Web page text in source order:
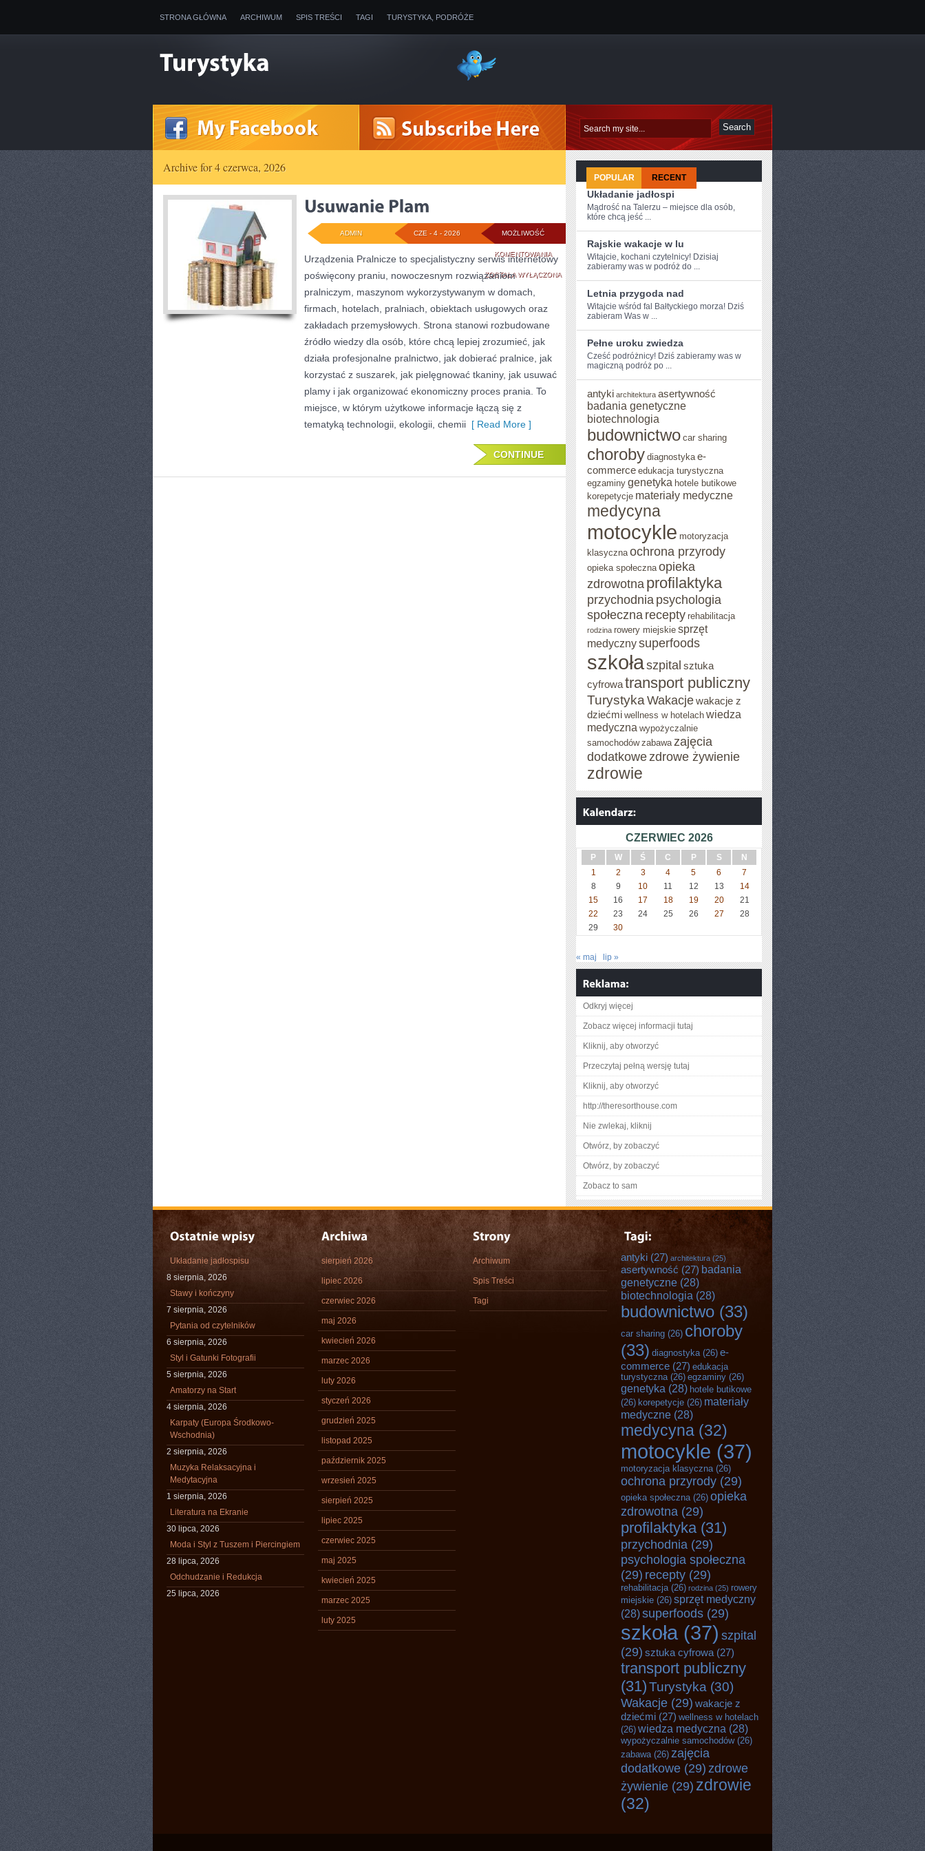
STRONA GŁÓWNA ARCHIWUM SPIS TREŚCI TAGI TURYSTYKA, PODRÓŻE
Archive for 4 czerwca, 2026
MOŻLIWOŚĆ
KOMENTOWANIAUSUWANIE
PLAM
ZOSTAŁA WYŁĄCZONA
CZE - 4 - 2026
ADMIN
Urządzenia Pralnicze to specjalistyczny serwis internetowy
poświęcony praniu, nowoczesnym rozwiązaniom
pralniczym, maszynom wykorzystywanym w domach,
firmach, hotelach, pralniach, obiektach usługowych oraz
zakładach przemysłowych. Strona stanowi rozbudowane
źródło wiedzy dla osób, które chcą lepiej zrozumieć, jak
działa profesjonalne pralnictwo, jak dobierać pralnice, jak
korzystać z suszarek, jak pielęgnować tkaniny, jak usuwać
plamy i jak organizować ekonomiczny proces prania. To
miejsce, w którym użytkowe informacje łączą się z
tematyką technologii, ekologii, chemii [ Read More ]
CONTINUE
POPULAR RECENT
Układanie jadłospi
Mądrość na Talerzu – miejsce dla osób,
które chcą jeść ...
Rajskie wakacje w lu
Witajcie, kochani czytelnicy! Dzisiaj
zabieramy was w podróż do ...
Letnia przygoda nad
Witajcie wśród fal Bałtyckiego morza! Dziś
zabieram⁢ Was w ...
Pełne uroku zwiedza
Cześć podróżnicy! ⁢Dziś zabieramy was w
magiczną ⁤podróż po ...
antyki architektura asertywność
badania genetyczne
biotechnologia
budownictwo car sharing
choroby diagnostyka e-
commerce edukacja turystyczna
egzaminy genetyka hotele butikowe
korepetycje materiały medyczne
medycyna
motocykle motoryzacja
klasyczna ochrona przyrody
opieka społeczna opieka
zdrowotna profilaktyka
przychodnia psychologia
społeczna recepty rehabilitacja
rodzina rowery miejskie sprzęt
medycznysuperfoods
szkołaszpital sztuka
cyfrowatransport publiczny
TurystykaWakacjewakacje z
dziećmi wellness w hotelach wiedza
medyczna wypożyczalnie
samochodów zabawa zajęcia
dodatkowezdrowe żywienie
zdrowie
CZERWIEC 2026
P W Ś C P S
N
1
2 3 4 5 6
7
8
9 10 11 12 13
14
15
16 17 18 19 20
21
22
23 24 25 26 27
28
29
30
« maj lip »
Odkryj więcej
Zobacz więcej informacji tutaj
Kliknij, aby otworzyć
Przeczytaj pełną wersję tutaj
Kliknij, aby otworzyć
http://theresorthouse.com
Nie zwlekaj, kliknij
Otwórz, by zobaczyć
Otwórz, by zobaczyć
Zobacz to sam
Układanie jadłospisu
8 sierpnia, 2026
Stawy i kończyny
7 sierpnia, 2026
Pytania od czytelników
6 sierpnia, 2026
Styl i Gatunki Fotografii
5 sierpnia, 2026
Amatorzy na Start
4 sierpnia, 2026
Karpaty (Europa Środkowo-
Wschodnia)
2 sierpnia, 2026
Muzyka Relaksacyjna i
Medytacyjna
1 sierpnia, 2026
Literatura na Ekranie
30 lipca, 2026
Moda i Styl z Tuszem i Piercingiem
28 lipca, 2026
Odchudzanie i Redukcja
25 lipca, 2026
sierpień 2026
lipiec 2026
czerwiec 2026
maj 2026
kwiecień 2026
marzec 2026
luty 2026
styczeń 2026
grudzień 2025
listopad 2025
październik 2025
wrzesień 2025
sierpień 2025
lipiec 2025
czerwiec 2025
maj 2025
kwiecień 2025
marzec 2025
luty 2025
Archiwum
Spis Treści
Tagi
antyki (27) architektura (25)
asertywność (27) badania
genetyczne (28)
biotechnologia (28)
budownictwo (33)
car sharing (26) choroby
(33) diagnostyka(26) e-
commerce (27) edukacja
turystyczna(26) egzaminy (26)
genetyka (28) hotele butikowe
(26) korepetycje (26) materiały
medyczne (28)
medycyna (32)
motocykle (37)
motoryzacja klasyczna(26)
ochrona przyrody (29)
opieka społeczna(26) opieka
zdrowotna (29)
profilaktyka(31)
przychodnia (29)
psychologia społeczna
(29) recepty (29)
rehabilitacja(26) rodzina (25) rowery
miejskie (26) sprzęt medyczny
(28)superfoods (29)
szkoła (37) szpital
(29) sztuka cyfrowa (27)
transport publiczny
(31)Turystyka (30)
Wakacje (29) wakacje z
dziećmi (27) wellness w hotelach
(26) wiedza medyczna (28)
wypożyczalnie samochodów(26)
zabawa(26) zajęcia
dodatkowe (29) zdrowe
żywienie (29) zdrowie
(32)